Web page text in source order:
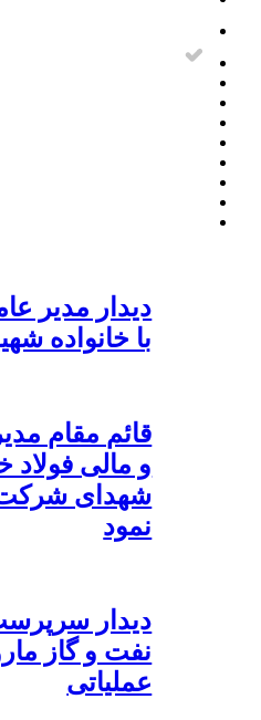
دیدار مدیر
با خانواده
قائم مقام
و مالی
شهدای شرکت
نمود
دیدار
نفت و گاز
عملیاتی